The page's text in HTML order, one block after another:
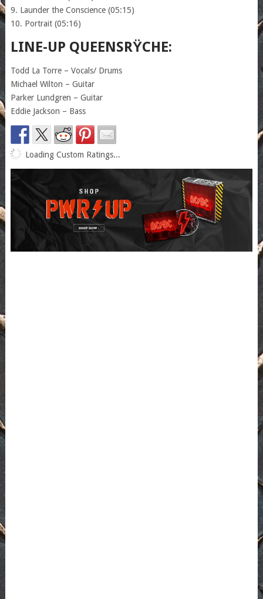
9. Launder the Conscience (05:15)
10. Portrait (05:16)
LINE-UP QUEENSRŸCHE:
Todd La Torre – Vocals/ Drums
Michael Wilton – Guitar
Parker Lundgren – Guitar
Eddie Jackson – Bass
Loading Custom Ratings...